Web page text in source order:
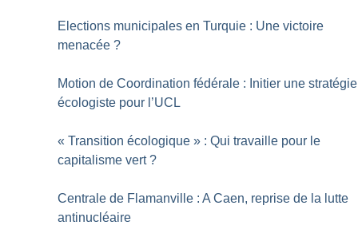
Elections municipales en Turquie : Une victoire
menacée ?
Motion de Coordination fédérale : Initier une stratégie
écologiste pour l’UCL
« Transition écologique » : Qui travaille pour le
capitalisme vert ?
Centrale de Flamanville : A Caen, reprise de la lutte
antinucléaire